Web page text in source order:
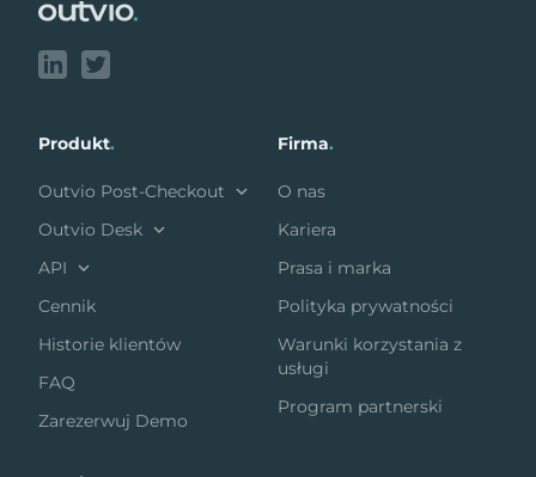
Produkt.
Outvio Post-Checkout
Outvio Desk
API
Cennik
Historie klientów
FAQ
Zarezerwuj Demo
Firma.
O nas
Kariera
Prasa i marka
Polityka prywatności
Warunki korzystania z
usługi
Program partnerski